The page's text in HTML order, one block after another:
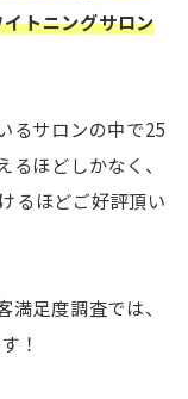
トニングサロン
るサロンの中で25
ほどしかなく、
るほどご好評頂い
足度調査では、
！